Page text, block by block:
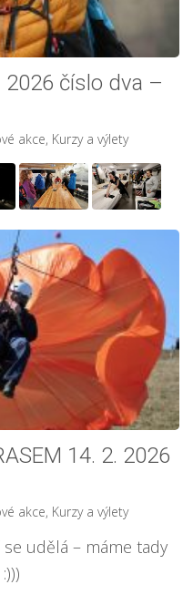
2026 číslo dva –
akce, Kurzy a výlety
14. 2. 2026
akce, Kurzy a výlety
udělá – máme tady